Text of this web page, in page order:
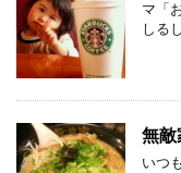
マ「
しる
無敵
いつ